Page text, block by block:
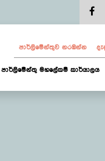
පාර්ලි‌මේන්තුව නරඹන්න
පාර්ලිමේන්තු මහලේකම් කාර්යාලය